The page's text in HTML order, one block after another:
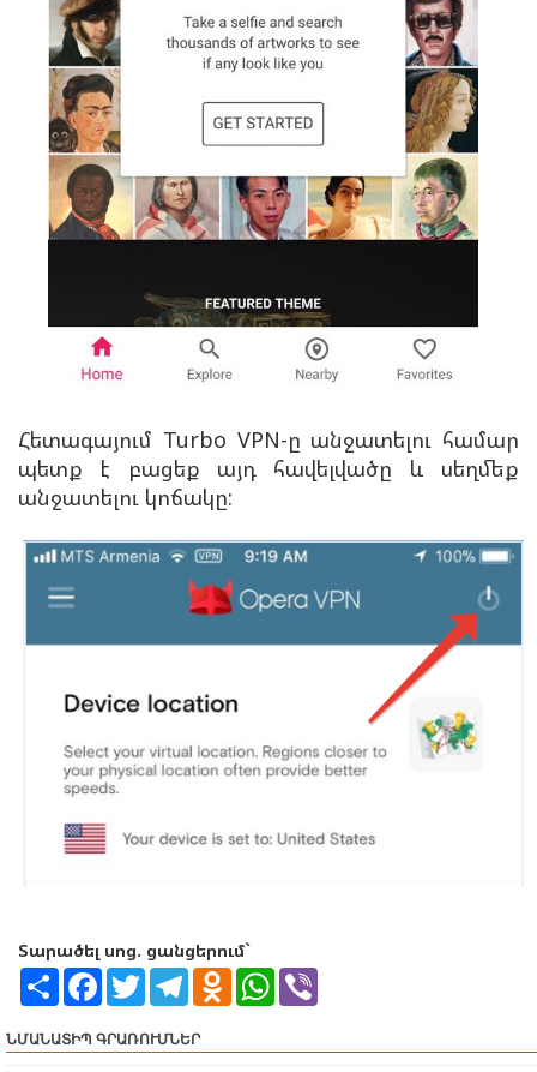
Հետագայում Turbo VPN-ը անջատելու համար
պետք է բացեք այդ հավելվածը և սեղմեք
անջատելու կոճակը:
Տարածել սոց. ցանցերում`
S
r
e
F
e
b
T
w
t
t
T
e
g
O
k
W
s
r
ՆՄԱՆԱՏԻՊ ԳՐԱՌՈՒՄՆԵՐ